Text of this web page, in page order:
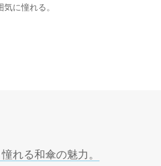
に憧れる。
れる和傘の魅力。